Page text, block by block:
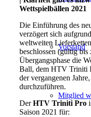
Vorstand
Mitglied
Wettspielbällen 2021
Die Einführung des
verzögert sich
weltweiten
beschlossen (gültig
Übergangsphase die
Ball, dem HTV Triniti
der vergangenen
durchzuführen.
DerHTV Triniti Pro
Saison 2021 für: